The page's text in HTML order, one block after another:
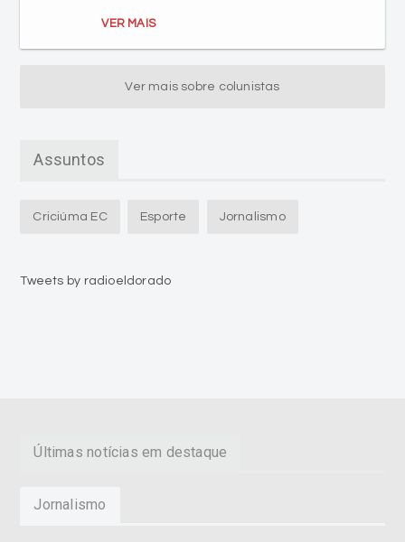
VER MAIS
Ver mais sobre colunistas
Assuntos
Criciúma EC Esporte Jornalismo
Tweets by radioeldorado
Últimas notícias em destaque
Jornalismo